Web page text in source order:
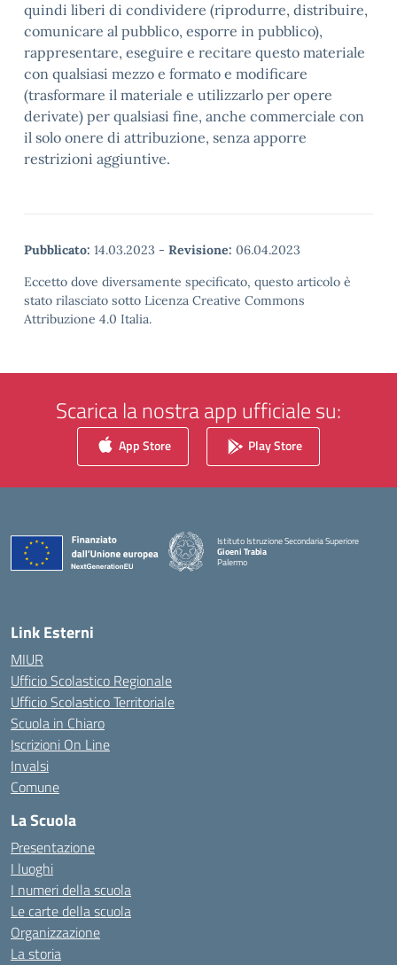
quindi liberi di condividere (riprodurre, distribuire,
comunicare al pubblico, esporre in pubblico),
rappresentare, eseguire e recitare questo materiale
con qualsiasi mezzo e formato e modificare
(trasformare il materiale e utilizzarlo per opere
derivate) per qualsiasi fine, anche commerciale con
il solo onere di attribuzione, senza apporre
restrizioni aggiuntive.
Pubblicato: 14.03.2023 - Revisione: 06.04.2023
Eccetto dove diversamente specificato, questo articolo è
stato rilasciato sotto Licenza Creative Commons
Attribuzione 4.0 Italia.
Scarica la nostra app ufficiale su:
App Store Play Store
Istituto Istruzione Secondaria Superiore
Gioeni Trabia
Palermo
Link Esterni
MIUR
Ufficio Scolastico Regionale
Ufficio Scolastico Territoriale
Scuola in Chiaro
Iscrizioni On Line
Invalsi
Comune
La Scuola
Presentazione
I luoghi
I numeri della scuola
Le carte della scuola
Organizzazione
La storia